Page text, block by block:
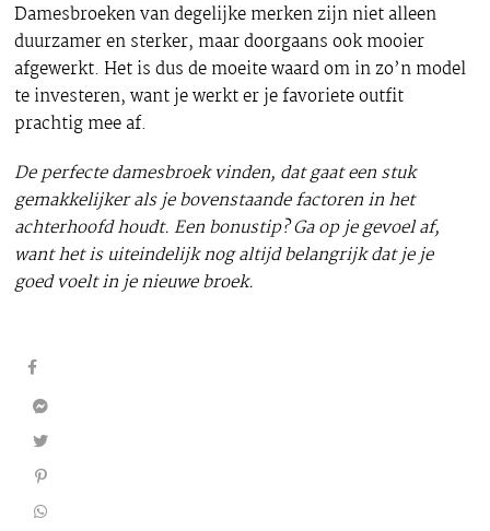
Damesbroeken van degelijke merken zijn niet alleen
duurzamer en sterker, maar doorgaans ook mooier
afgewerkt. Het is dus de moeite waard om in zo’n model
te investeren, want je werkt er je favoriete outfit
prachtig mee af.
De perfecte damesbroek vinden, dat gaat een stuk
gemakkelijker als je bovenstaande factoren in het
achterhoofd houdt. Een bonustip? Ga op je gevoel af,
want het is uiteindelijk nog altijd belangrijk dat je je
goed voelt in je nieuwe broek.